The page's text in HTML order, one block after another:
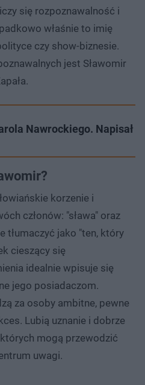
się rozpoznawalność i
właśnie to imię
czy show-biznesie.
jest Sławomir
Nawrockiego. Napisał
korzenie i
członów: "sława" oraz
tłumaczyć jako "ten, który
cieszący się
idealnie wpisuje się
jego posiadaczom.
za osoby ambitne, pewne
Lubią uznanie i dobrze
mogą przewodzić
uwagi.